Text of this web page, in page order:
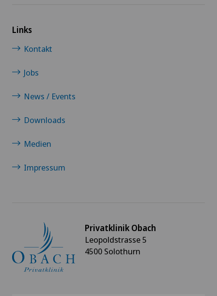
Links
Kontakt
Jobs
News / Events
Downloads
Medien
Impressum
Privatklinik Obach
Leopoldstrasse 5
4500 Solothurn